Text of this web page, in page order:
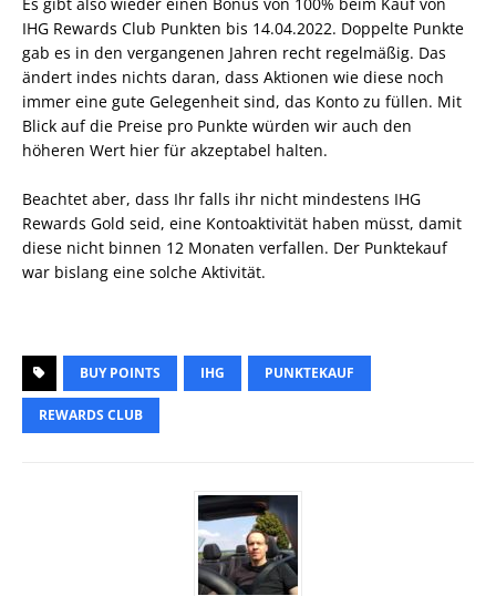
IHG Rewards Club Punkten bis 14.04.2022. Doppelte Punkte
gab es in den vergangenen Jahren recht regelmäßig. Das
ändert indes nichts daran, dass Aktionen wie diese noch
immer eine gute Gelegenheit sind, das Konto zu füllen. Mit
Blick auf die Preise pro Punkte würden wir auch den
höheren Wert hier für akzeptabel halten.
Beachtet aber, dass Ihr falls ihr nicht mindestens IHG
Rewards Gold seid, eine Kontoaktivität haben müsst, damit
diese nicht binnen 12 Monaten verfallen. Der Punktekauf
war bislang eine solche Aktivität.
BUY POINTS IHG PUNKTEKAUF
REWARDS CLUB